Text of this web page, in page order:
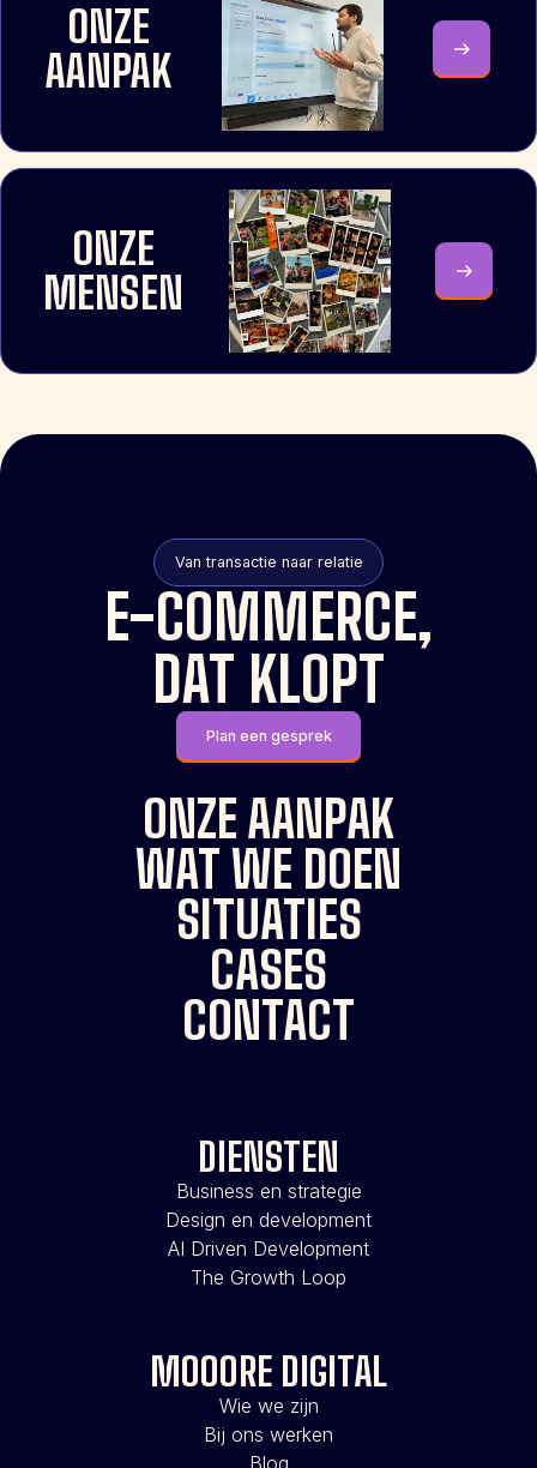
ONZE
AANPAK
ONZE
MENSEN
Van transactie naar relatie
E-COMMERCE,
DAT KLOPT
Plan een gesprek
ONZE AANPAK
WAT WE DOEN
SITUATIES
CASES
CONTACT
DIENSTEN
Business en strategie
Design en development
AI Driven Development
The Growth Loop
MOOORE DIGITAL
Wie we zijn
Bij ons werken